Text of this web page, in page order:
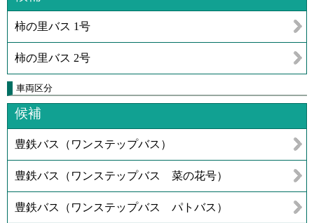
柿の里バス 1号
柿の里バス 2号
車両区分
候補
豊鉄バス（ワンステップバス）
豊鉄バス（ワンステップバス 菜の花号）
豊鉄バス（ワンステップバス パトバス）